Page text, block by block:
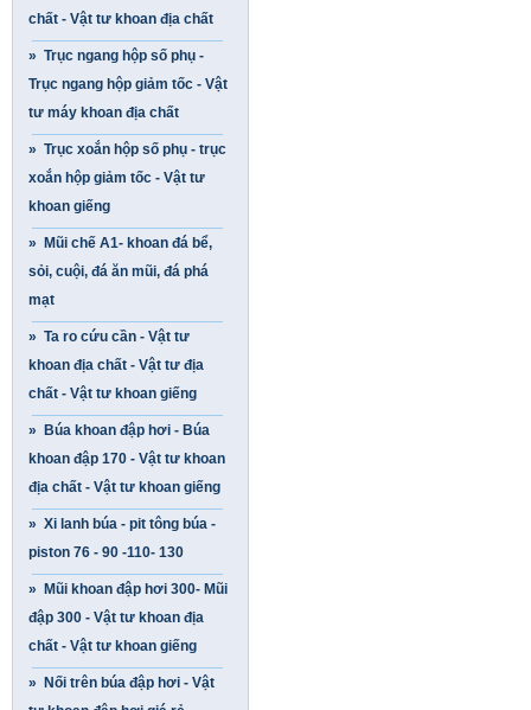
chất - Vật tư khoan địa chất
» Trục ngang hộp số phụ -
Trục ngang hộp giảm tốc - Vật
tư máy khoan địa chất
» Trục xoắn hộp số phụ - trục
xoắn hộp giảm tốc - Vật tư
khoan giếng
» Mũi chế A1- khoan đá bể,
sỏi, cuội, đá ăn mũi, đá phá
mạt
» Ta ro cứu cần - Vật tư
khoan địa chất - Vật tư địa
chất - Vật tư khoan giếng
» Búa khoan đập hơi - Búa
khoan đập 170 - Vật tư khoan
địa chất - Vật tư khoan giếng
» Xi lanh búa - pit tông búa -
piston 76 - 90 -110- 130
» Mũi khoan đập hơi 300- Mũi
đập 300 - Vật tư khoan địa
chất - Vật tư khoan giếng
» Nối trên búa đập hơi - Vật